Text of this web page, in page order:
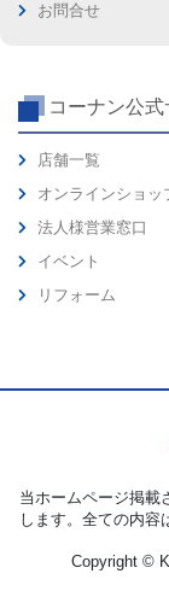
お問合せ
コーナン公式
店舗一覧
オンラインショッ
法人様営業窓口
イベント
リフォーム
当ホームページ掲載
します。全ての内容
Copyright ©